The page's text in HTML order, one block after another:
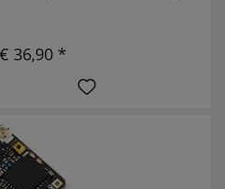
€ 36,90 *